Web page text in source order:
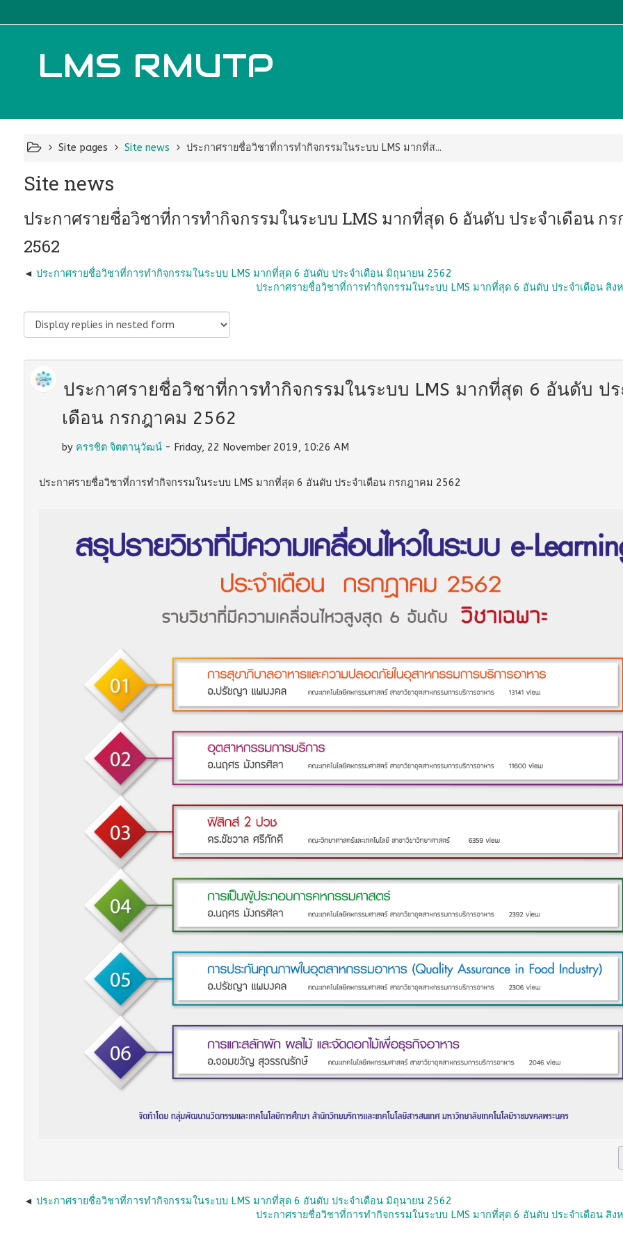
LMS RMUTP
Site pages Site news ประกาศรายชื่อวิชาที่การทำกิจกรรมในระบบ LMS มากที่ส...
Site news
ประกาศรายชื่อวิชาที่การทำกิจกรรมในระบบ LMS มากที่สุด 6 อันดับ ประจำเดือน ก
2562
ประกาศรายชื่อวิชาที่การทำกิจกรรมในระบบ LMS มากที่สุด 6 อันดับ ประจำเดือน มิถุนายน 2562
ประกาศรายชื่อวิชาที่การทำกิจกรรมในระบบ LMS มากที่สุด 6 อันดับ ประจำเดือน สิง
ประกาศรายชื่อวิชาที่การทำกิจกรรมในระบบ LMS มากที่สุด 6 อันดับ ปร
เดือน กรกฎาคม 2562
by ครรชิต จิตตานุวัฒน์- Friday, 22 November 2019, 10:26 AM
ประกาศรายชื่อวิชาที่การทำกิจกรรมในระบบ LMS มากที่สุด 6 อันดับ ประจำเดือน กรกฎาคม 2562
ประกาศรายชื่อวิชาที่การทำกิจกรรมในระบบ LMS มากที่สุด 6 อันดับ ประจำเดือน มิถุนายน 2562
ประกาศรายชื่อวิชาที่การทำกิจกรรมในระบบ LMS มากที่สุด 6 อันดับ ประจำเดือน สิง